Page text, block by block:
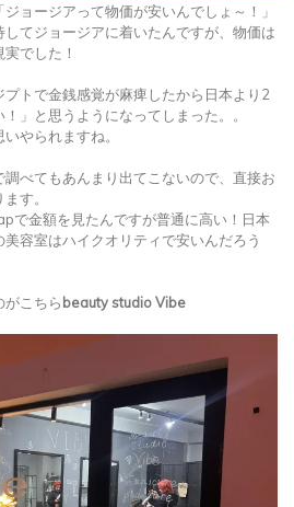
ョージアって物価が安いんでしょ～！」
てジョージアに着いたんですが、物価は
でした！
プトで金銭感覚が麻痺したから日本より2
」と思うようになってしまった。。
やられますね。
調べてもあんまり出てこないので、直接お
す。
で金額を見たんですが普通に高い！日本
容室はハイクオリティで安いんだろう
がこちらbeauty studio Vibe